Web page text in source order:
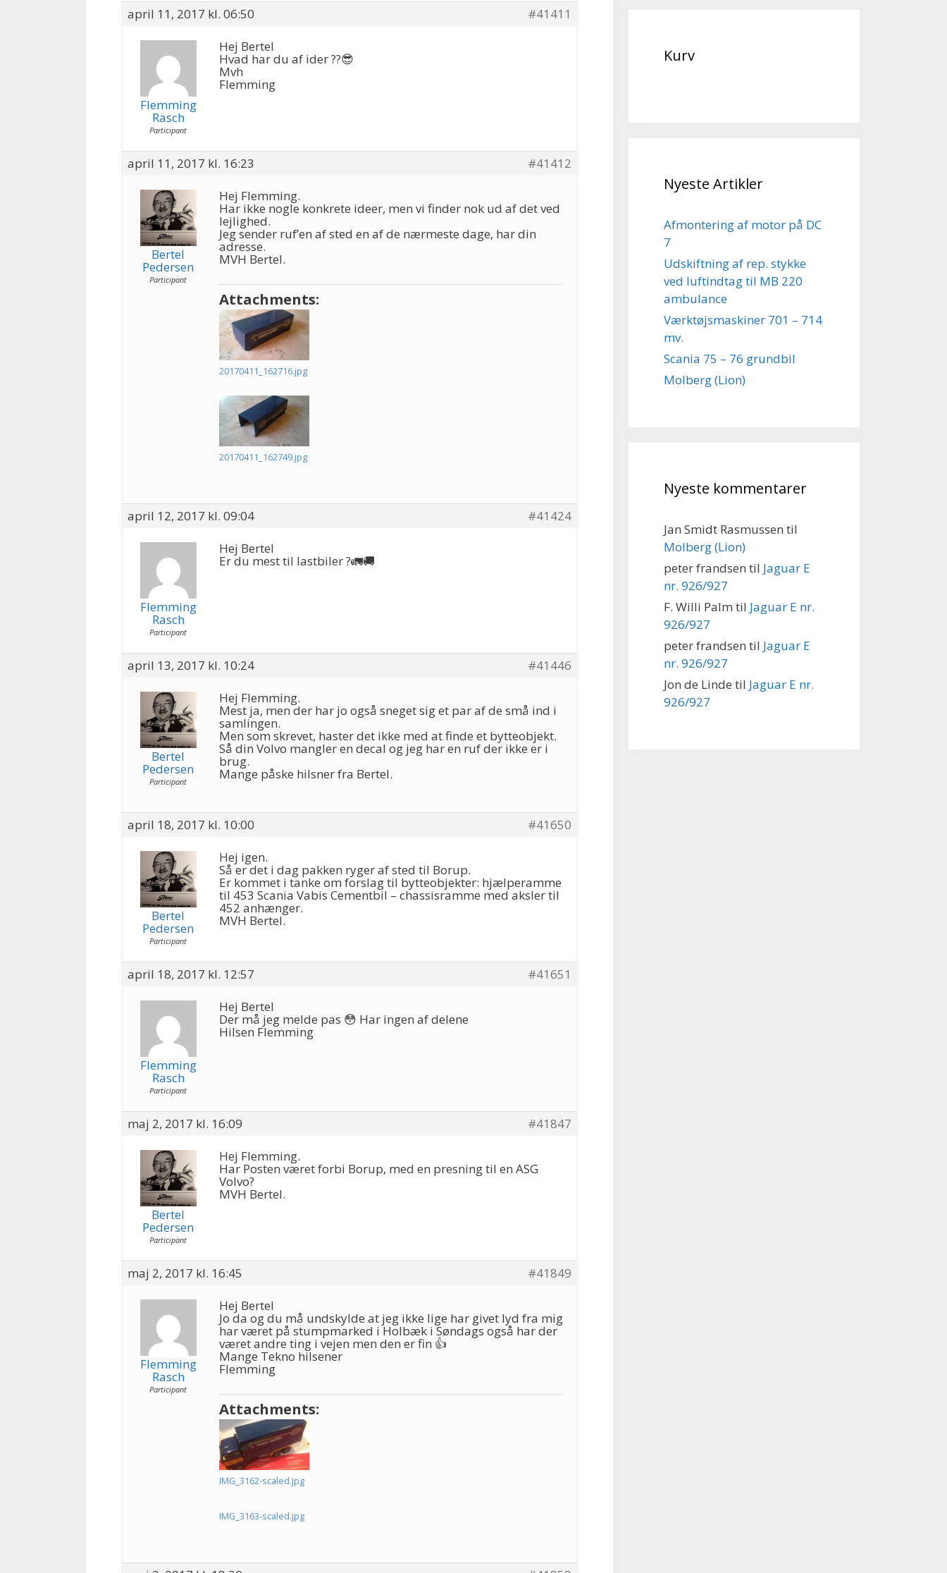
april 11, 2017 kl. 06:50 #41411
Flemming
Rasch
Participant
Hej Bertel
Hvad har du af ider ??😎
Mvh
Flemming
april 11, 2017 kl. 16:23 #41412
Bertel
Pedersen
Participant
Hej Flemming.
Har ikke nogle konkrete ideer, men vi finder nok ud af det ved
lejlighed.
Jeg sender ruf’en af sted en af de nærmeste dage, har din
adresse.
MVH Bertel.
Attachments:
20170411_162716.jpg
20170411_162749.jpg
april 12, 2017 kl. 09:04 #41424
Flemming
Rasch
Participant
Hej Bertel
Er du mest til lastbiler ?🚛🚚
april 13, 2017 kl. 10:24 #41446
Bertel
Pedersen
Participant
Hej Flemming.
Mest ja, men der har jo også sneget sig et par af de små ind i
samlingen.
Men som skrevet, haster det ikke med at finde et bytteobjekt.
Så din Volvo mangler en decal og jeg har en ruf der ikke er i
brug.
Mange påske hilsner fra Bertel.
april 18, 2017 kl. 10:00 #41650
Bertel
Pedersen
Participant
Hej igen.
Så er det i dag pakken ryger af sted til Borup.
Er kommet i tanke om forslag til bytteobjekter: hjælperamme
til 453 Scania Vabis Cementbil – chassisramme med aksler til
452 anhænger.
MVH Bertel.
april 18, 2017 kl. 12:57 #41651
Flemming
Rasch
Participant
Hej Bertel
Der må jeg melde pas 😳 Har ingen af delene
Hilsen Flemming
maj 2, 2017 kl. 16:09 #41847
Bertel
Pedersen
Participant
Hej Flemming.
Har Posten været forbi Borup, med en presning til en ASG
Volvo?
MVH Bertel.
maj 2, 2017 kl. 16:45 #41849
Flemming
Rasch
Participant
Hej Bertel
Jo da og du må undskylde at jeg ikke lige har givet lyd fra mig
har været på stumpmarked i Holbæk i Søndags også har der
været andre ting i vejen men den er fin 👍
Mange Tekno hilsener
Flemming
Attachments:
IMG_3162-scaled.jpg
IMG_3163-scaled.jpg
Kurv
Nyeste Artikler
Afmontering af motor på DC
7
Udskiftning af rep. stykke
ved luftindtag til MB 220
ambulance
Værktøjsmaskiner 701 – 714
mv.
Scania 75 – 76 grundbil
Molberg (Lion)
Nyeste kommentarer
Jan Smidt Rasmussen til
Molberg (Lion)
peter frandsen til Jaguar E
nr. 926/927
F. Willi Palm til Jaguar E nr.
926/927
peter frandsen til Jaguar E
nr. 926/927
Jon de Linde til Jaguar E nr.
926/927